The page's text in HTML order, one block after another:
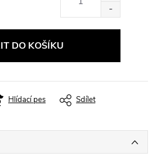
DO KOŠÍKU
Hlídací pes Sdílet